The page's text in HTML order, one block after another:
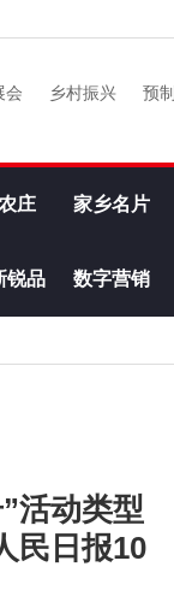
会 乡村振兴 预
庄 家乡名片
锐品 数字营销
活动类型
民日报10